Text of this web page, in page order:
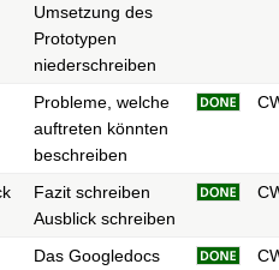
Umsetzung des
Prototypen
niederschreiben
Probleme, welche
auftreten könnten
beschreiben
Fazit schreiben
Ausblick schreiben
Das Googledocs